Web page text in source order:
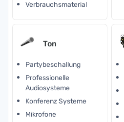
Verbrauchsmaterial
Ton
Partybeschallung
Professionelle
Audiosysteme
Konferenz Systeme
Mikrofone